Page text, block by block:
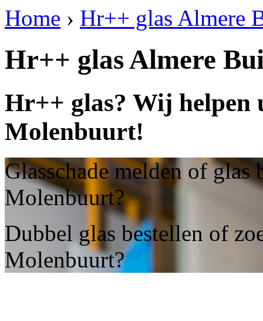
Home › Hr++ glas Almere
Hr++ glas Almere
Hr++ glas? Wij helpen
Molenbuurt!
Glasschade melden of
Molenbuurt?
Dubbel glas bestellen of
Molenbuurt?